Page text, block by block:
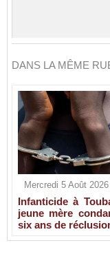
DANS LA MÊME
Mercredi 5 Août
Infanticide à
jeune mère
six ans de